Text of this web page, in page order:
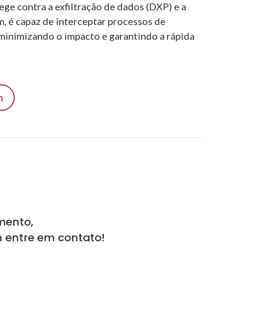
contra a exfiltração de dados (DXP) e a
é capaz de interceptar processos de
o impacto e garantindo a rápida
entre em contato!